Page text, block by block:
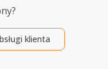
klienta